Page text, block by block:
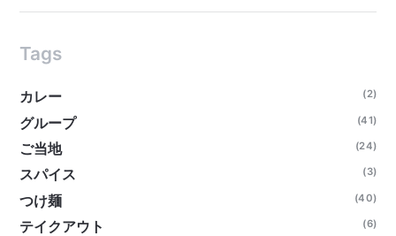
Tags
カレー (2)
グループ (41)
ご当地 (24)
スパイス (3)
つけ麺 (40)
テイクアウト (6)